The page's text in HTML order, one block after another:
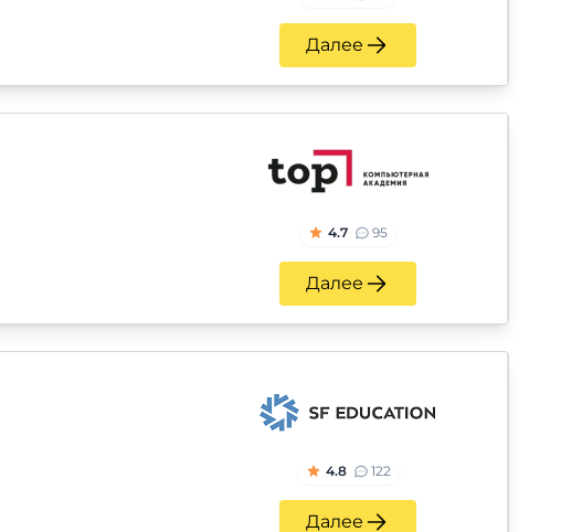
Далее
4.7 95
Далее
4.8 122
Далее